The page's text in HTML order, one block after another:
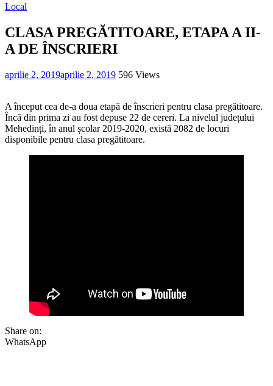
Local
CLASA PREGĂTITOARE, ETAPA A II-
A DE ÎNSCRIERI
aprilie 2, 2019aprilie 2, 2019 596 Views
A început cea de-a doua etapă de înscrieri pentru clasa pregătitoare.
Încă din prima zi au fost depuse 22 de cereri. La nivelul județului
Mehedinți, în anul școlar 2019-2020, există 2082 de locuri
disponibile pentru clasa pregătitoare.
Share on:
WhatsApp